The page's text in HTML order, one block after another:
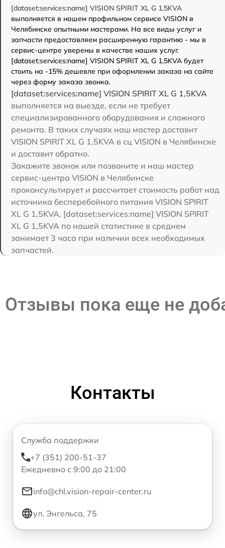
[dataset:services:name] VISION SPIRIT XL G 1,5KVA
выполняется в нашем профильном сервисе VISION в
Челябинске опытными мастерами. На все виды услуг и
запчасти предоставляем расширенную гарантию - мы в
сервис-центре уверены в качестве наших услуг.
[dataset:services:name] VISION SPIRIT XL G 1,5KVA будет
стоить на -15% дешевле при оформлении заказа на сайте
через форму заказа звонка.
[dataset:services:name] VISION SPIRIT XL G 1,5KVA
выполняется на выезде, если не требует
специализированного оборудования и сложного
ремонта. В таких случаях наш мастер доставит
VISION SPIRIT XL G 1,5KVA в сц VISION в Челябинске
и доставит обратно.
Закажите звонок или позвоните и наш мастер
сервис-центра VISION в Челябинске
проконсультирует и рассчитает стоимость работ над
источника бесперебойного питания VISION SPIRIT
XL G 1,5KVA. [dataset:services:name] VISION SPIRIT
XL G 1,5KVA по нашей статистике в среднем
занимает 3 часа при наличии всех необходимых
запчастей.
Отзывы пока еще не
Контакты
Служба поддержки
+7 (351) 200-51-37
Ежедневно с 9:00 до 21:00
info@chl.vision-repair-center.ru
ул. Энгельса, 75